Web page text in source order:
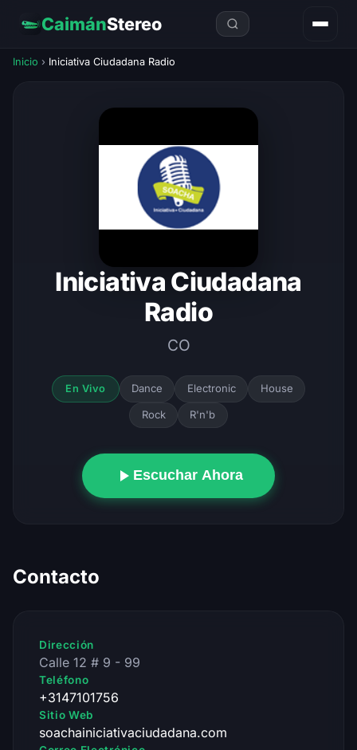
CaimánStereo
Inicio › Iniciativa Ciudadana Radio
Iniciativa Ciudadana
Radio
CO
En Vivo Dance Electronic House
Rock R'n'b
Escuchar Ahora
Contacto
Dirección
Calle 12 # 9 - 99
Teléfono
+3147101756
Sitio Web
soachainiciativaciudadana.com